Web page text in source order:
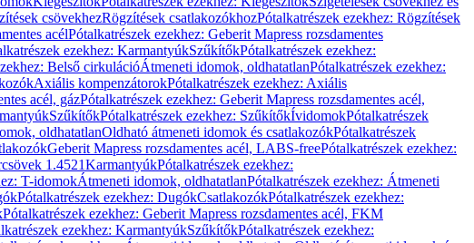
csövekhezRögzítések csatlakozókhozPótalkatrészek ezekhez: Rögzítések
acélPótalkatrészek ezekhez: Geberit Mapress rozsdamentes
ezekhez: KarmantyúkSzűkítőkPótalkatrészek ezekhez:
Belső cirkulációÁtmeneti idomok, oldhatatlanPótalkatrészek ezekhez:
Axiális kompenzátorokPótalkatrészek ezekhez: Axiális
acél, gázPótalkatrészek ezekhez: Geberit Mapress rozsdamentes acél,
SzűkítőkPótalkatrészek ezekhez: SzűkítőkÍvidomokPótalkatrészek
oldhatatlanOldható átmeneti idomok és csatlakozókPótalkatrészek
Geberit Mapress rozsdamentes acél, LABS-freePótalkatrészek ezekhez:
1.4521KarmantyúkPótalkatrészek ezekhez:
T-idomokÁtmeneti idomok, oldhatatlanPótalkatrészek ezekhez: Átmeneti
Pótalkatrészek ezekhez: DugókCsatlakozókPótalkatrészek ezekhez:
Pótalkatrészek ezekhez: Geberit Mapress rozsdamentes acél, FKM
ezekhez: KarmantyúkSzűkítőkPótalkatrészek ezekhez: